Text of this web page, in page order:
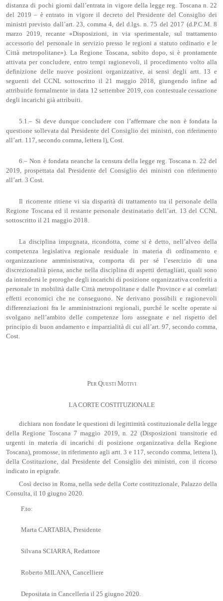
distanza di pochi giorni dall’entrata in vigore della legge reg. Toscana n. 22
del 2019 – è entrato in vigore il decreto del Presidente del Consiglio dei
ministri previsto dall’art. 23, comma 4, del d.lgs. n. 75 del 2017 (d.P.C.M. 8
marzo 2019, recante «Disposizioni, in via sperimentale, sul trattamento
accessorio del personale in servizio presso le regioni a statuto ordinario e le
Città metropolitane»). La Regione Toscana, subito dopo, si è prontamente
attivata per concludere, entro tempi ragionevoli, il procedimento volto alla
definizione delle nuove posizioni organizzative, ai sensi degli artt. 13 e
seguenti del CCNL sottoscritto il 21 maggio 2018, giungendo infine ad
attribuirle formalmente in data 12 settembre 2019, con contestuale cessazione
degli incarichi già attribuiti.
5.1.– Si deve dunque concludere con l’affermare che non è fondata la
questione sollevata dal Presidente del Consiglio dei ministri, con riferimento
all’art. 117, secondo comma, lettera l), Cost.
6.– Non è fondata neanche la censura della legge reg. Toscana n. 22 del
2019, prospettata dal Presidente del Consiglio dei ministri con riferimento
all’art. 3 Cost.
Il ricorrente ritiene vi sia disparità di trattamento tra il personale della
Regione Toscana ed il restante personale destinatario dell’art. 13 del CCNL
sottoscritto il 21 maggio 2018.
La disciplina impugnata, ricondotta, come si è detto, nell’alveo della
competenza legislativa regionale residuale in materia di ordinamento e
organizzazione amministrativa, comporta di per sé l’esercizio di una
discrezionalità piena, anche nella disciplina di aspetti dettagliati, quali sono
da intendersi le proroghe degli incarichi di posizione organizzativa conferiti a
personale in mobilità dalle Città metropolitane e dalle Province e ai correlati
effetti economici che ne conseguono. Ne derivano possibili e ragionevoli
differenziazioni fra le amministrazioni regionali, purché le scelte operate si
svolgano nell’ambito delle competenze loro assegnate e nel rispetto del
principio di buon andamento e imparzialità di cui all’art. 97, secondo comma,
Cost.
Per Questi Motivi
LA CORTE COSTITUZIONALE
dichiara non fondate le questioni di legittimità costituzionale della legge
della Regione Toscana 7 maggio 2019, n. 22 (Disposizioni transitorie ed
urgenti in materia di incarichi di posizione organizzativa della Regione
Toscana), promosse, in riferimento agli artt. 3 e 117, secondo comma, lettera l),
della Costituzione, dal Presidente del Consiglio dei ministri, con il ricorso
indicato in epigrafe.
Così deciso in Roma, nella sede della Corte costituzionale, Palazzo della
Consulta, il 10 giugno 2020.
F.to:
Marta CARTABIA, Presidente
Silvana SCIARRA, Redattore
Roberto MILANA, Cancelliere
Depositata in Cancelleria il 25 giugno 2020.